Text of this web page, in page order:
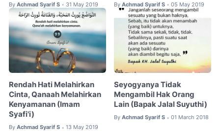
By Achmad Syarif S • 31 May 2019 By Achmad Syarif S • 05 May 2019
Rendah Hati Melahirkan
Cinta, Qanaah Melahirkan
Kenyamanan (Imam
Syafi'i)
By Achmad Syarif S • 13 May 2019
Seyogyanya Tidak
Mengambil Hak Orang
Lain (Bapak Jalal Suyuthi)
By Achmad Syarif S • 01 March 2018